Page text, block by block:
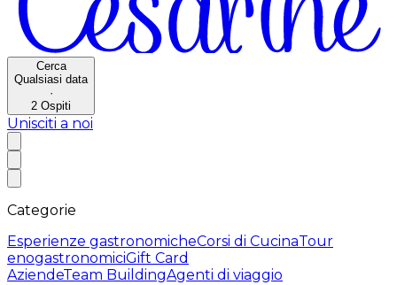
Cerca
Qualsiasi data
·
2 Ospiti
Unisciti a noi
Categorie
Esperienze gastronomicheCorsi di CucinaTour
enogastronomiciGift Card
AziendeTeam BuildingAgenti di viaggio